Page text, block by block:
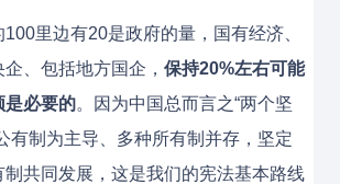
里边有20是政府的量，国有经济、
、包括地方国企， 保持20%左右可能
是必要的。因为中国总而言之“两个坚
有制为主导、多种所有制并存，坚定
共同发展，这是我们的宪法基本路线